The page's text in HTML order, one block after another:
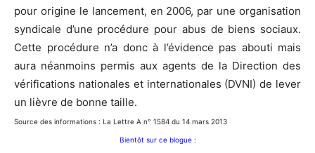
pour origine le lancement, en 2006, par une organisation
syndicale d’une procédure pour abus de biens sociaux.
Cette procédure n’a donc à l’évidence pas abouti mais
aura néanmoins permis aux agents de la Direction des
vérifications nationales et internationales (DVNI) de lever
un lièvre de bonne taille.
Source des informations : La Lettre A n° 1584 du 14 mars 2013
Bientôt sur ce blogue :